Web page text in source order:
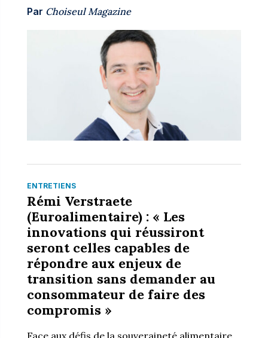
Par Choiseul Magazine
ENTRETIENS
Rémi Verstraete
(Euroalimentaire) : « Les
innovations qui réussiront
seront celles capables de
répondre aux enjeux de
transition sans demander au
consommateur de faire des
compromis »
Face aux défis de la souveraineté alimentaire,